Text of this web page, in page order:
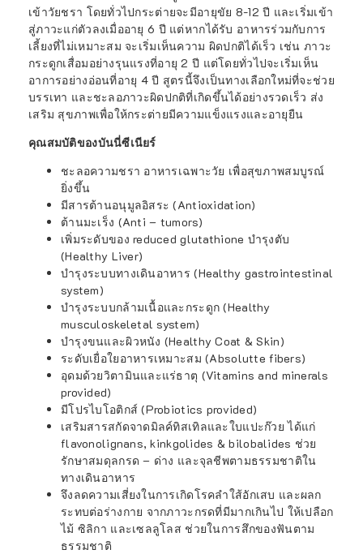
เข้าวัยชรา โดยทั่วไปกระต่ายจะมีอายุขัย 8-12 ปี และเริ่มเข้า
สู่ภาวะแก่ตัวลงเมื่ออายุ 6 ปี แต่หากได้รับ อาหารร่วมกับการ
เลี้ยงที่ไม่เหมาะสม จะเริ่มเห็นความ ผิดปกติได้เร็ว เช่น ภาวะ
กระดูกเสื่อมอย่างรุนแรงที่อายุ 2 ปี แต่โดยทั่วไปจะเริ่มเห็น
อาการอย่างอ่อนที่อายุ 4 ปี สูตรนี้จึงเป็นทางเลือกใหม่ที่จะช่วย
บรรเทา และชะลอภาวะผิดปกติที่เกิดขึ้นได้อย่างรวดเร็ว ส่ง
เสริม สุขภาพเพื่อให้กระต่ายมีความแข็งแรงและอายุยืน
คุณสมบัติของบันนี่ซีเนียร์
ชะลอความชรา อาหารเฉพาะวัย เพื่อสุขภาพสมบูรณ์
ยิ่งขึ้น
มีสารต้านอนุมูลอิสระ (Antioxidation)
ต้านมะเร็ง (Anti – tumors)
เพิ่มระดับของ reduced glutathione บำรุงตับ
(Healthy Liver)
บำรุงระบบทางเดินอาหาร (Healthy gastrointestinal
system)
บำรุงระบบกล้ามเนื้อและกระดูก (Healthy
musculoskeletal system)
บำรุงขนและผิวหนัง (Healthy Coat & Skin)
ระดับเยื่อใยอาหารเหมาะสม (Absolutte fibers)
อุดมด้วยวิตามินและแร่ธาตุ (Vitamins and minerals
provided)
มีโปรไบโอติกส์ (Probiotics provided)
เสริมสารสกัดจาดมิลค์ทิสเทิลและใบแปะก๊วย ได้แก่
flavonolignans, kinkgolides & bilobalides ช่วย
รักษาสมดุลกรด – ด่าง และจุลชีพตามธรรมชาติใน
ทางเดินอาหาร
จึงลดความเสี่ยงในการเกิดโรคลำใส้อักเสบ และผลก
ระทบต่อร่างกาย จากภาวะกรดที่มีมากเกินไป ให้เปลือก
ไม้ ซิลิกา และเซลลูโลส ช่วยในการสึกของฟันตาม
ธรรมชาติ